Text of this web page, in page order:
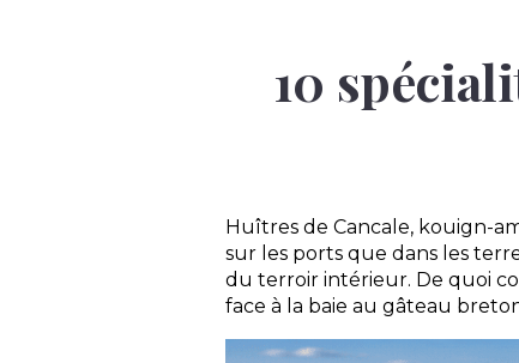
10
Huîtres de Cancale, kouign-
sur les ports que dans les
du terroir intérieur. De quoi
face à la baie au gâteau